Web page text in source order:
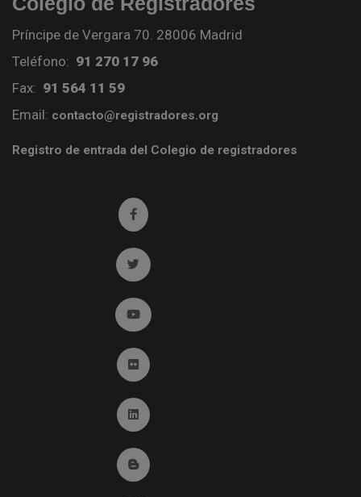
Príncipe de Vergara 70. 28006 Madrid
Teléfono: 91 270 17 96
Fax: 91 564 11 59
Email: contacto@registradores.org
Registro de entrada del Colegio de registradores
Ir a facebook (abre en ventana nueva)
Ir a twitter (abre en ventana nueva)
Ir a YouTube (abre en ventana nueva)
Ir a Flickr (abre en ventana nueva)
Ir a Linkedin (abre en ventana nueva)
Ir al Blog (abre en ventana nueva)